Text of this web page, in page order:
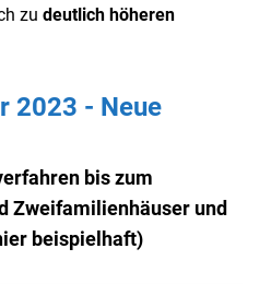
zu deutlich höheren
2023 - Neue
bis zum
Zweifamilienhäuser und
beispielhaft)